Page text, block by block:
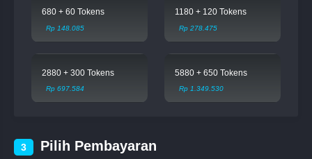
680 + 60 Tokens
Rp 148.085
1180 + 120 Tokens
Rp 278.475
2880 + 300 Tokens
Rp 697.584
5880 + 650 Tokens
Rp 1.349.530
3 Pilih Pembayaran